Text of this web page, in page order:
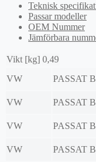
Teknisk
Passar modeller
OEM Nummer
Jämförbara
Vikt [kg] 0,49
VW
PASSAT
VW
PASSAT
VW
PASSAT
VW
PASSAT